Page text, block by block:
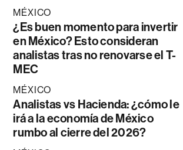
MÉXICO
¿Es buen momento para invertir
en México? Esto consideran
analistas tras no renovarse el T-
MEC
MÉXICO
Analistas vs Hacienda: ¿cómo le
irá a la economía de México
rumbo al cierre del 2026?